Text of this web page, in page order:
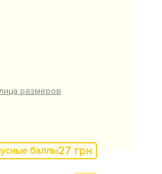
размеров
баллы27 грн